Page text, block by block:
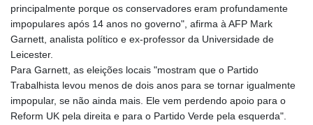
principalmente porque os conservadores eram profundamente
impopulares após 14 anos no governo", afirma à AFP Mark
Garnett, analista político e ex-professor da Universidade de
Leicester.
Para Garnett, as eleições locais "mostram que o Partido
Trabalhista levou menos de dois anos para se tornar igualmente
impopular, se não ainda mais. Ele vem perdendo apoio para o
Reform UK pela direita e para o Partido Verde pela esquerda".